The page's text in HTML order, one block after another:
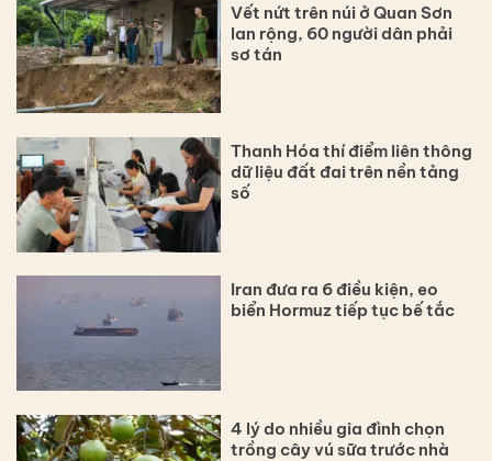
Vết nứt trên núi ở Quan Sơn
lan rộng, 60 người dân phải
sơ tán
Thanh Hóa thí điểm liên thông
dữ liệu đất đai trên nền tảng
số
Iran đưa ra 6 điều kiện, eo
biển Hormuz tiếp tục bế tắc
4 lý do nhiều gia đình chọn
trồng cây vú sữa trước nhà